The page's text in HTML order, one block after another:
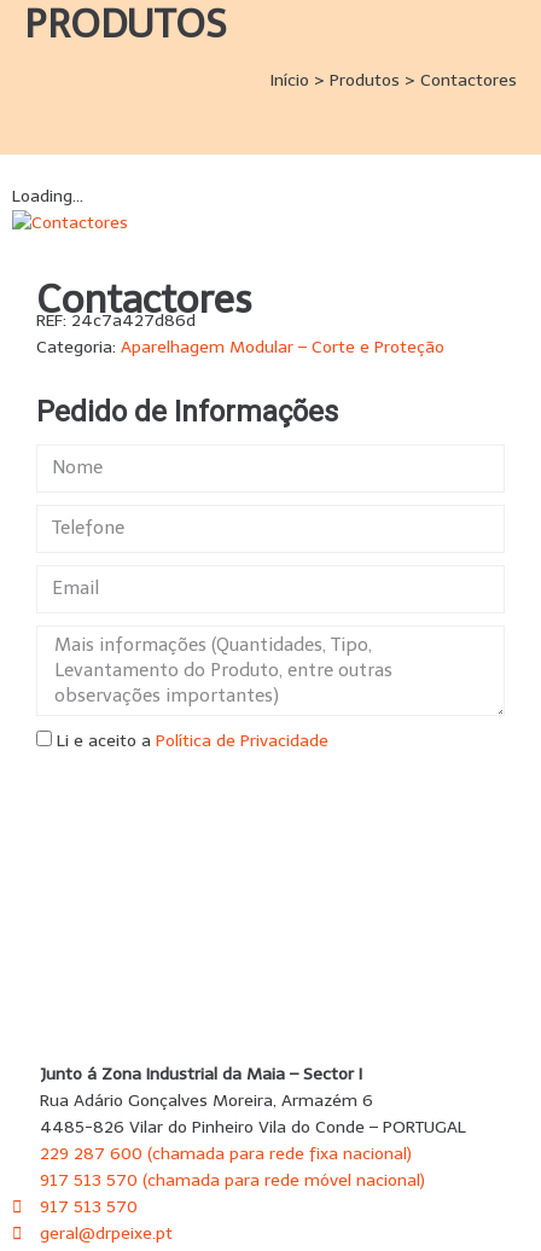
PRODUTOS
Início > Produtos > Contactores
Loading...
Contactores
REF: 24c7a427d86d
Categoria: Aparelhagem Modular – Corte e Proteção
Pedido de Informações
Li e aceito a Política de Privacidade
Junto á Zona Industrial da Maia – Sector I
Rua Adário Gonçalves Moreira, Armazém 6
4485-826 Vilar do Pinheiro Vila do Conde – PORTUGAL
229 287 600 (chamada para rede fixa nacional)
917 513 570 (chamada para rede móvel nacional)
917 513 570
geral@drpeixe.pt